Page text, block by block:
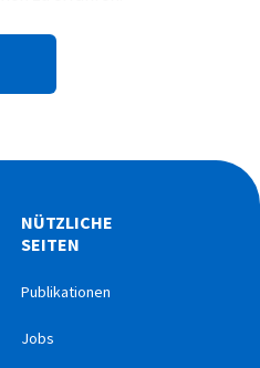
NÜTZLICHE
SEITEN
Publikationen
Jobs